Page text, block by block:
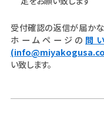
受付確認の返信が届か
ホームページの 問
い致します。